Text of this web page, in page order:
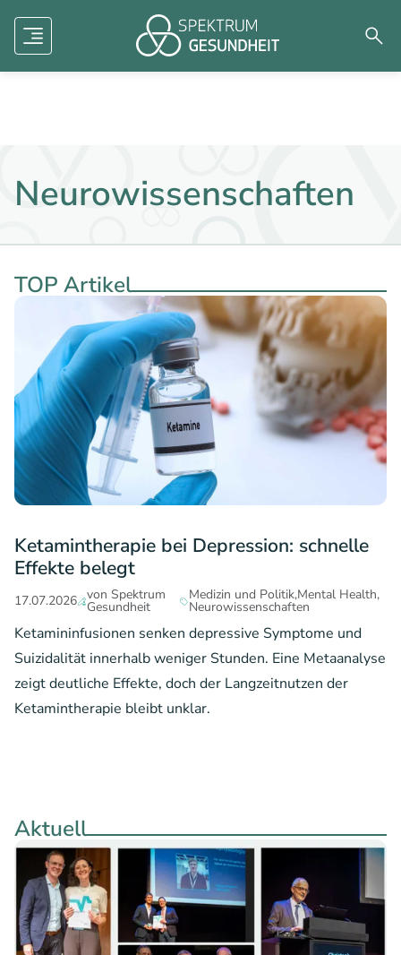
Menü
Human factors Mental Health
Zukunft der Medizin
Forschung
Neurowissenschaften
TOP Artikel
Ketamintherapie bei Depression: schnelle
Effekte belegt
17.07.2026 von Spektrum
Gesundheit
Medizin und Politik Mental Health
Neurowissenschaften
Ketamininfusionen senken depressive Symptome und
Suizidalität innerhalb weniger Stunden. Eine Metaanalyse
zeigt deutliche Effekte, doch der Langzeitnutzen der
Ketamintherapie bleibt unklar.
Aktuell